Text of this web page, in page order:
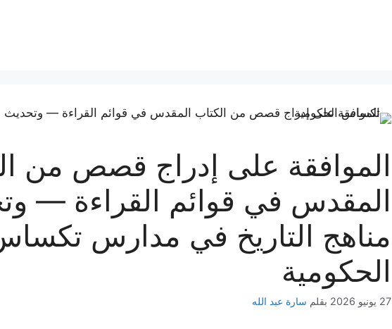
الموافقة على إدراج قصص من
المقدس في قوائم القراءة —
مناهج التاريخ في مدارس
الحكومية
27 يونيو 2026 بقلم سارة عبد الله